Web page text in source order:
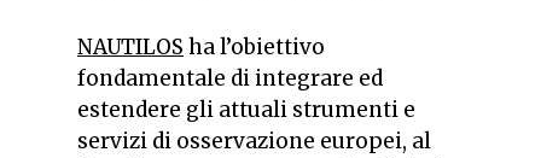
NAUTILOS ha l’obiettivo
fondamentale di integrare ed
estendere gli attuali strumenti e
servizi di osservazione europei, al